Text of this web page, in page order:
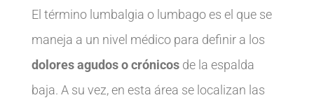
El término lumbalgia o lumbago es el que se
maneja a un nivel médico para definir a los
dolores agudos o crónicosde la espalda
baja. A su vez, en esta área se localizan las